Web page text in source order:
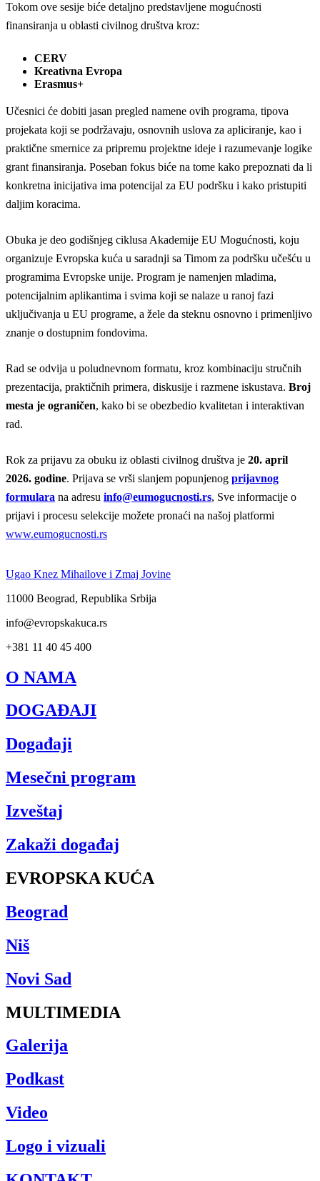
Tokom ove sesije biće detaljno predstavljene mogućnosti
finansiranja u oblasti civilnog društva kroz:
CERV
Kreativna Evropa
Erasmus+
Učesnici će dobiti jasan pregled namene ovih programa, tipova
projekata koji se podržavaju, osnovnih uslova za apliciranje, kao i
praktične smernice za pripremu projektne ideje i razumevanje logike
grant finansiranja. Poseban fokus biće na tome kako prepoznati da li
konkretna inicijativa ima potencijal za EU podršku i kako pristupiti
daljim koracima.
Obuka je deo godišnjeg ciklusa Akademije EU Mogućnosti, koju
organizuje Evropska kuća u saradnji sa Timom za podršku učešću u
programima Evropske unije. Program je namenjen mladima,
potencijalnim aplikantima i svima koji se nalaze u ranoj fazi
uključivanja u EU programe, a žele da steknu osnovno i primenljivo
znanje o dostupnim fondovima.
Rad se odvija u poludnevnom formatu, kroz kombinaciju stručnih
prezentacija, praktičnih primera, diskusije i razmene iskustava. Broj
mesta je ograničen, kako bi se obezbedio kvalitetan i interaktivan
rad.
Rok za prijavu za obuku iz oblasti civilnog društva je 20. april
2026. godine. Prijava se vrši slanjem popunjenog prijavnog
formulara na adresu info@eumogucnosti.rs, Sve informacije o
prijavi i procesu selekcije možete pronaći na našoj platformi
www.eumogucnosti.rs
Ugao Knez Mihailove i Zmaj Jovine
11000 Beograd, Republika Srbija
info@evropskakuca.rs
+381 11 40 45 400
O NAMA
DOGAĐAJI
Događaji
Mesečni program
Izveštaj
Zakaži događaj
EVROPSKA KUĆA
Beograd
Niš
Novi Sad
MULTIMEDIA
Galerija
Podkast
Video
Logo i vizuali